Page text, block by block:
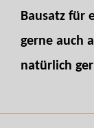
Bausatz für
gerne auch
natürlich